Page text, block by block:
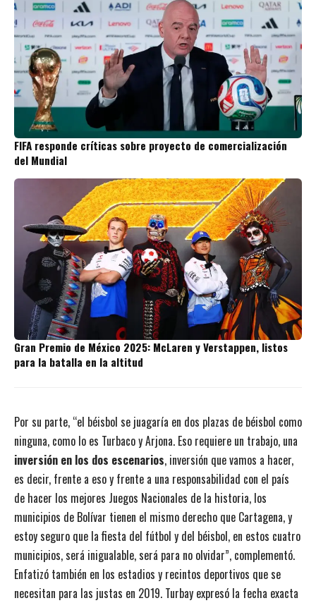
FIFA responde críticas sobre proyecto de comercialización
del Mundial
Gran Premio de México 2025: McLaren y Verstappen, listos
para la batalla en la altitud
Por su parte, “el béisbol se juagaría en dos plazas de béisbol como
ninguna, como lo es Turbaco y Arjona. Eso requiere un trabajo, una
inversión en los dos escenarios, inversión que vamos a hacer,
es decir, frente a eso y frente a una responsabilidad con el país
de hacer los mejores Juegos Nacionales de la historia, los
municipios de Bolívar tienen el mismo derecho que Cartagena, y
estoy seguro que la fiesta del fútbol y del béisbol, en estos cuatro
municipios, será inigualable, será para no olvidar”, complementó.
Enfatizó también en los estadios y recintos deportivos que se
necesitan para las justas en 2019. Turbay expresó la fecha exacta